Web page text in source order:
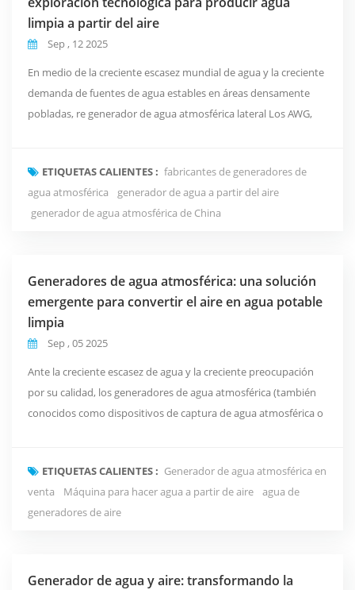
limpia a partir del aire
Sep , 12 2025
En medio de la creciente escasez mundial de agua y la creciente
demanda de fuentes de agua estables en áreas densamente
pobladas, re generador de agua atmosférica lateral Los AWG,
en diversos ámbitos, como hogares, empresas, el ejército y la
policía, y la asistencia en caso de desastr...
ETIQUETAS CALIENTES : fabricantes de generadores de
agua atmosférica
generador de agua a partir del aire
generador de agua atmosférica de China
Generadores de agua atmosférica: una solución
emergente para convertir el aire en agua potable
limpia
Sep , 05 2025
Ante la creciente escasez de agua y la creciente preocupación
por su calidad, los generadores de agua atmosférica (también
conocidos como dispositivos de captura de agua atmosférica o
industrias y zonas remotas, gracias a sus principios únicos y
amplias posibilidades de apl...
ETIQUETAS CALIENTES : Generador de agua atmosférica en
venta
Máquina para hacer agua a partir de aire
agua de
generadores de aire
Generador de agua y aire: transformando la